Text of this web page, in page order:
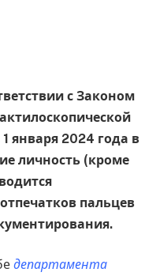
с Законом
января 2024 года в
личность (кроме
пальцев
департамента